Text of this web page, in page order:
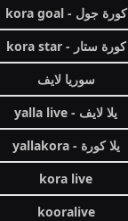
كورة جول - kora goal
كورة ستار - kora star
سوريا لايف
يلا لايف - yalla live
يلا كورة - yallakora
kora live
kooralive